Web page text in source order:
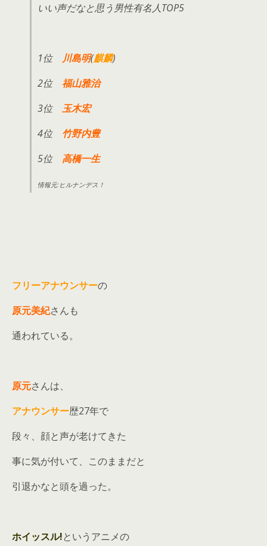
いい声だなと思う男性有名人TOP5
1位 川島明(麒麟)
2位 福山雅治
3位 玉木宏
4位 竹野内豊
5位 高橋一生
情報元:ヒルナンデス！
フリーアナウンサーの
原元美紀さんも
通われている。
原元さんは、
アナウンサー歴27年で
段々、顔と声が老けてきた
事に気が付いて、このままだと
引退かなと頭を過った。
ホイッスル!というアニメの